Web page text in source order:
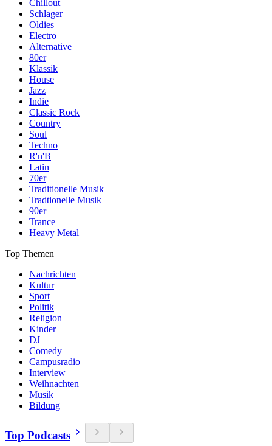
Chillout
Schlager
Oldies
Electro
Alternative
80er
Klassik
House
Jazz
Indie
Classic Rock
Country
Soul
Techno
R'n'B
Latin
70er
Traditionelle Musik
Tradtionelle Musik
90er
Trance
Heavy Metal
Top Themen
Nachrichten
Kultur
Sport
Politik
Religion
Kinder
DJ
Comedy
Campusradio
Interview
Weihnachten
Musik
Bildung
Top Podcasts